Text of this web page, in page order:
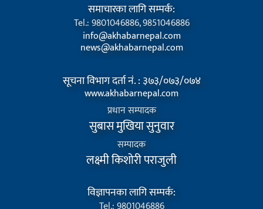
समाचारका लागि सम्पर्क:
Tel.: 9801046886, 9851046886
info@akhabarnepal.com
news@akhabarnepal.com
सूचना विभाग दर्ता नं. : ३७३/०७३/०७४
www.akhabarnepal.com
प्रधान सम्पादक
सुबास मुखिया सुनुवार
सम्पादक
लक्ष्मी किशोरी पराजुली
विज्ञापनका लागि सम्पर्क: